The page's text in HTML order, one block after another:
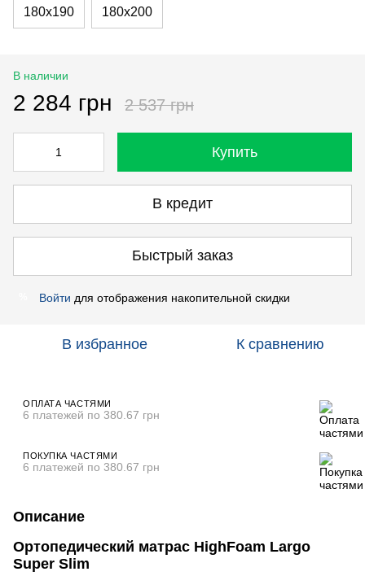
180х190 180х200
В наличии
2 284 грн 2 537 грн
Купить
В кредит
Быстрый заказ
Войти для отображения накопительной скидки
В избранное К сравнению
ОПЛАТА ЧАСТЯМИ
6 платежей по 380.67 грн
ПОКУПКА ЧАСТЯМИ
6 платежей по 380.67 грн
Описание
Ортопедический матрас HighFoam Largo
Super Slim